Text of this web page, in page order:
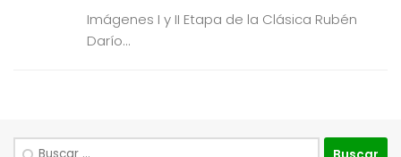
Imágenes I y II Etapa de la Clásica Rubén
Darío...
Buscar: